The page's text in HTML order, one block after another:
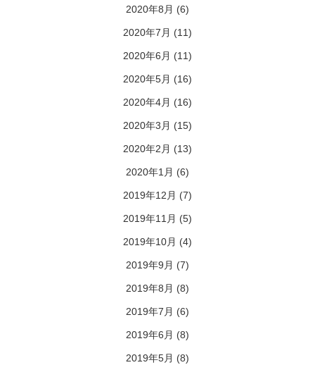
2020年8月 (6)
2020年7月 (11)
2020年6月 (11)
2020年5月 (16)
2020年4月 (16)
2020年3月 (15)
2020年2月 (13)
2020年1月 (6)
2019年12月 (7)
2019年11月 (5)
2019年10月 (4)
2019年9月 (7)
2019年8月 (8)
2019年7月 (6)
2019年6月 (8)
2019年5月 (8)